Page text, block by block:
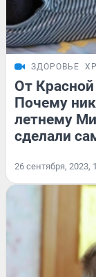
ЗДОРОВЬЕ
От
Почему
летнему
сделали
26 сентября, 2023,